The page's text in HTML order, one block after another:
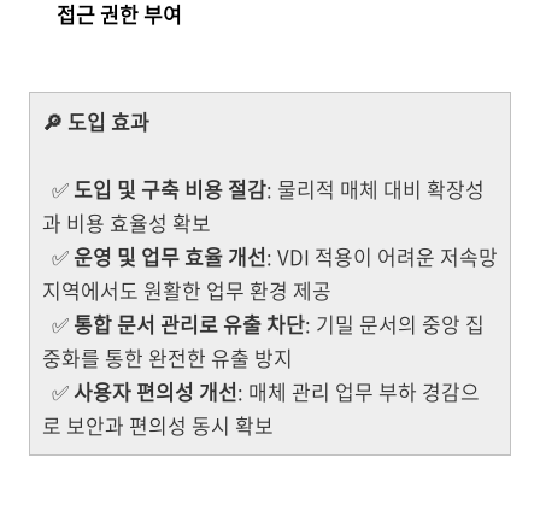
접근 권한 부여
🔎 도입 효과
✅ 도입 및 구축 비용 절감: 물리적 매체 대비 확장성
과 비용 효율성 확보
✅ 운영 및 업무 효율 개선: VDI 적용이 어려운 저속망
지역에서도 원활한 업무 환경 제공
✅ 통합 문서 관리로 유출 차단: 기밀 문서의 중앙 집
중화를 통한 완전한 유출 방지
✅사용자 편의성 개선: 매체 관리 업무 부하 경감으
로 보안과 편의성 동시 확보